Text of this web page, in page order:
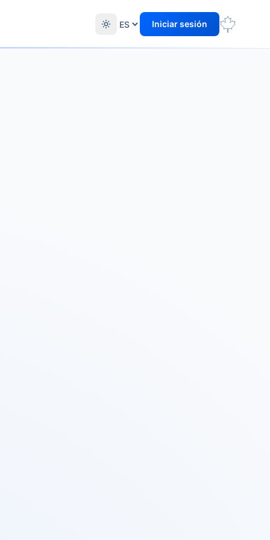
Iniciar sesión